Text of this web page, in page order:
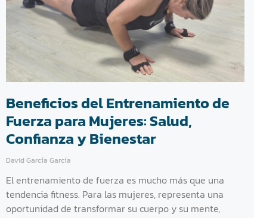
Beneficios del Entrenamiento de
Fuerza para Mujeres: Salud,
Confianza y Bienestar
David García García
El entrenamiento de fuerza es mucho más que una
tendencia fitness. Para las mujeres, representa una
oportunidad de transformar su cuerpo y su mente,